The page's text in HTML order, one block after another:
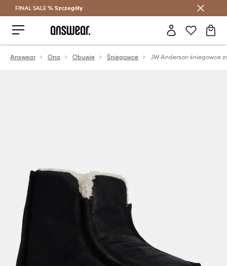
Oszczędzaj z Answear Club >
FINAL SALE % Szczegóły
Answear Ona Obuwie Śniegowce